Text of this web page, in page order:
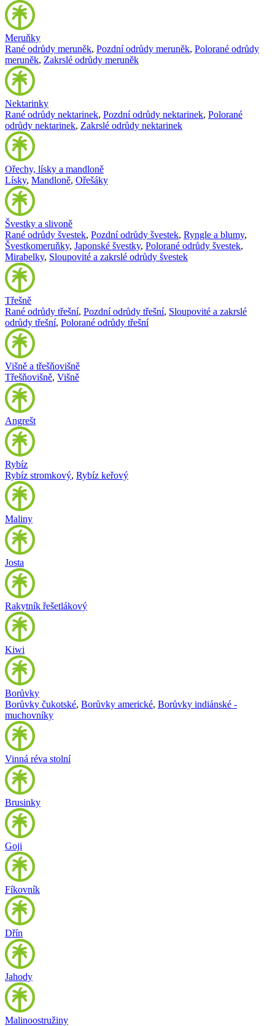
Meruňky
Rané odrůdy meruněk, Pozdní odrůdy meruněk, Polorané odrůdy
meruněk, Zakrslé odrůdy meruněk
Nektarinky
Rané odrůdy nektarinek, Pozdní odrůdy nektarinek, Polorané
odrůdy nektarinek, Zakrslé odrůdy nektarinek
Ořechy, lísky a mandloně
Lísky, Mandloně, Ořešáky
Švestky a slivoně
Rané odrůdy švestek, Pozdní odrůdy švestek, Ryngle a blumy,
Švestkomeruňky, Japonské švestky, Polorané odrůdy švestek,
Mirabelky, Sloupovité a zakrslé odrůdy švestek
Třešně
Rané odrůdy třešní, Pozdní odrůdy třešní, Sloupovité a zakrslé
odrůdy třešní, Polorané odrůdy třešní
Višně a třešňovišně
Třešňovišně, Višně
Angrešt
Rybíz
Rybíz stromkový, Rybíz keřový
Maliny
Josta
Rakytník řešetlákový
Kiwi
Borůvky
Borůvky čukotské, Borůvky americké, Borůvky indiánské -
muchovníky
Vinná réva stolní
Brusinky
Goji
Fíkovník
Dřín
Jahody
Malinoostružiny